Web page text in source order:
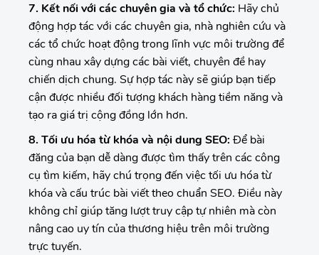
7. Kết nối với các chuyên gia và tổ chức: Hãy chủ
động hợp tác với các chuyên gia, nhà nghiên cứu và
các tổ chức hoạt động trong lĩnh vực môi trường để
cùng nhau xây dựng các bài viết, chuyên đề hay
chiến dịch chung. Sự hợp tác này sẽ giúp bạn tiếp
cận được nhiều đối tượng khách hàng tiềm năng và
tạo ra giá trị cộng đồng lớn hơn.
8. Tối ưu hóa từ khóa và nội dung SEO: Để bài
đăng của bạn dễ dàng được tìm thấy trên các công
cụ tìm kiếm, hãy chú trọng đến việc tối ưu hóa từ
khóa và cấu trúc bài viết theo chuẩn SEO. Điều này
không chỉ giúp tăng lượt truy cập tự nhiên mà còn
nâng cao uy tín của thương hiệu trên môi trường
trực tuyến.